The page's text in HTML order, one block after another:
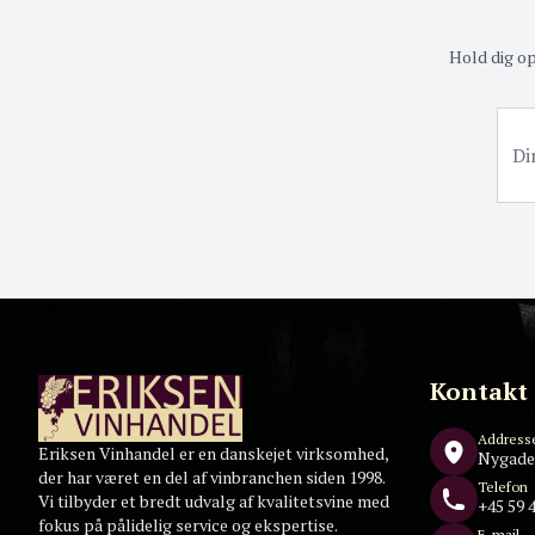
Hold dig
Eriksen Vinhandel er en danskejet virksomhed,
der har været en del af vinbranchen siden 1998.
Vi tilbyder et bredt udvalg af kvalitetsvine med
fokus på pålidelig service og ekspertise.
Kontakt
Telefon
+45 59